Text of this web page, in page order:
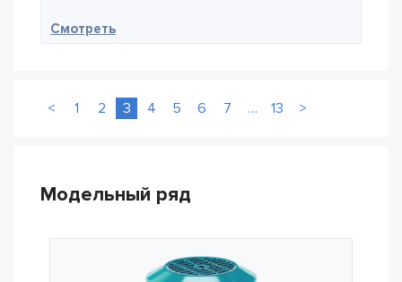
Смотреть— Lowara LNEE 40-125/03
< 1 2 3 4 5 6 7 … 13 >
Модельный ряд